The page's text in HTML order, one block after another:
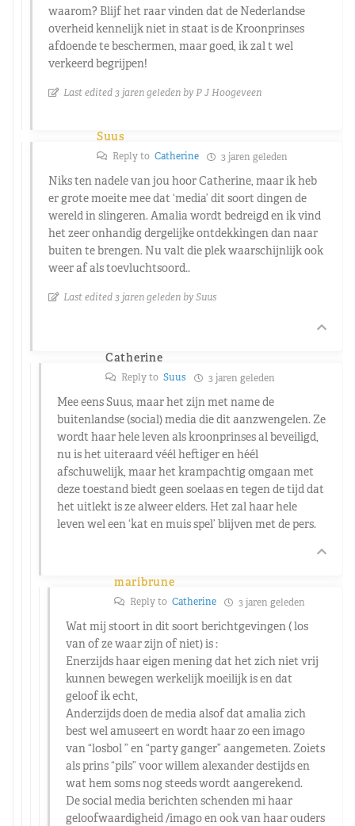
waarom? Blijf het raar vinden dat de Nederlandse
overheid kennelijk niet in staat is de Kroonprinses
afdoende te beschermen, maar goed, ik zal t wel
verkeerd begrijpen!
Last edited 3 jaren geleden by P J Hoogeveen
Suus
Reply to Catherine 3 jaren geleden
Niks ten nadele van jou hoor Catherine, maar ik heb
er grote moeite mee dat ‘media’ dit soort dingen de
wereld in slingeren. Amalia wordt bedreigd en ik vind
het zeer onhandig dergelijke ontdekkingen dan naar
buiten te brengen. Nu valt die plek waarschijnlijk ook
weer af als toevluchtsoord..
Last edited 3 jaren geleden by Suus
Catherine
Reply to Suus 3 jaren geleden
Mee eens Suus, maar het zijn met name de
buitenlandse (social) media die dit aanzwengelen. Ze
wordt haar hele leven als kroonprinses al beveiligd,
nu is het uiteraard véél heftiger en héél
afschuwelijk, maar het krampachtig omgaan met
deze toestand biedt geen soelaas en tegen de tijd dat
het uitlekt is ze alweer elders. Het zal haar hele
leven wel een ‘kat en muis spel’ blijven met de pers.
maribrune
Reply to Catherine 3 jaren geleden
Wat mij stoort in dit soort berichtgevingen ( los
van of ze waar zijn of niet) is :
Enerzijds haar eigen mening dat het zich niet vrij
kunnen bewegen werkelijk moeilijk is en dat
geloof ik echt,
Anderzijds doen de media alsof dat amalia zich
best wel amuseert en wordt haar zo een imago
van “losbol ” en “party ganger” aangemeten. Zoiets
als prins “pils” voor willem alexander destijds en
wat hem soms nog steeds wordt aangerekend.
De social media berichten schenden mi haar
geloofwaardigheid /imago en ook van haar ouders